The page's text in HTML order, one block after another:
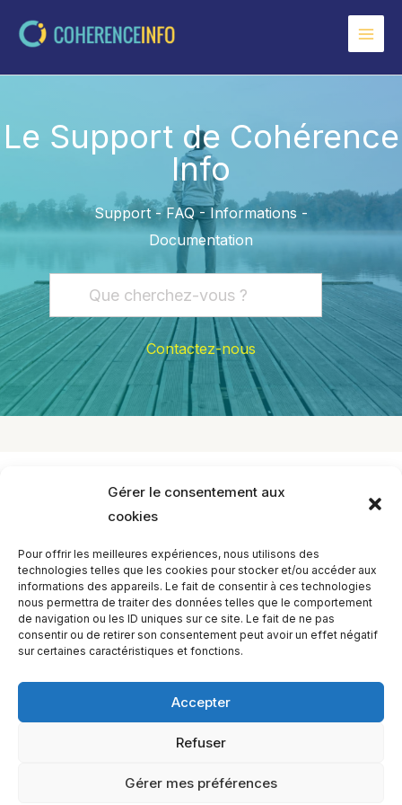
Gérer le consentement aux
cookies
Pour offrir les meilleures expériences, nous utilisons des
technologies telles que les cookies pour stocker et/ou accéder aux
informations des appareils. Le fait de consentir à ces technologies
nous permettra de traiter des données telles que le comportement
de navigation ou les ID uniques sur ce site. Le fait de ne pas
consentir ou de retirer son consentement peut avoir un effet négatif
sur certaines caractéristiques et fonctions.
Accepter
Refuser
Gérer mes préférences
Le Support de Cohérence
Info
Support - FAQ - Informations -
Documentation
Contactez-nous
Propriété Intellectuelle
Publié le 26 mai 2021 Mis à jour le 26 mai 2021
Par davidohare
H1Y 2J9 Canada